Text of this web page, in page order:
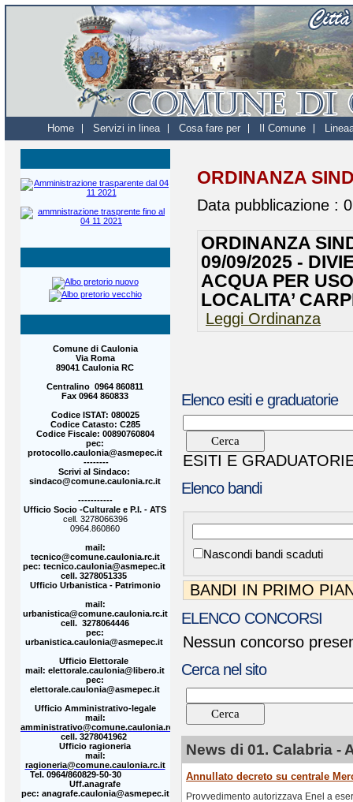
Home Servizi in linea Cosa fare per Il Comune
ORDINANZA
Data pubblicazione :
ORDINANZA
09/09/2025 -
ACQUA PER
LOCALITA’
Leggi Ordinanza
Elenco esiti e graduatorie
ESITI E
Elenco bandi
Nascondi bandi scaduti
BANDI IN PRIMO
ELENCO CONCORSI
Nessun concorso
Cerca nel sito
News di 01. Calabria -
Consiglio comunale
Annullato decreto su centrale
Provvedimento autorizzava Enel a
Comune di Caulonia
Via Roma
89041 Caulonia RC
Centralino 0964 860811
Fax 0964 860833
Codice ISTAT: 080025
Codice Catasto: C285
Codice Fiscale: 00890760804
pec:
protocollo.caulonia@asmepec.it
--------
Scrivi al Sindaco:
sindaco@comune.caulonia.rc.it
-----------
Ufficio Socio -Culturale e P.I. - ATS
cell. 3278066396
0964.860860
mail:
tecnico@comune.caulonia.rc.it
pec: tecnico.caulonia@asmepec.it
cell. 3278051335
Ufficio Urbanistica - Patrimonio
mail:
urbanistica@comune.caulonia.rc.it
cell. 3278064446
pec:
urbanistica.caulonia@asmepec.it
Ufficio Elettorale
mail: elettorale.caulonia@libero.it
pec:
elettorale.caulonia@asmepec.it
Ufficio Amministrativo-legale
mail:
amministrativo@comune.caulonia.rc.it
cell. 3278041962
Ufficio ragioneria
mail:
ragioneria@comune.caulonia.rc.it
Tel. 0964/860829-50-30
Uff.anagrafe
pec: anagrafe.caulonia@asmepec.it